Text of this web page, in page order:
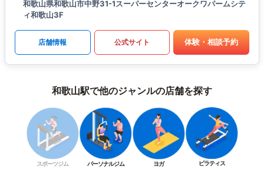
和歌山県和歌山市中野31-1スーパーセンターオークワパームシテ
ィ和歌山3F
店舗情報 公式サイト 体験・相談予約
和歌山駅で他のジャンルの店舗を探す
スポーツジム パーソナルジム ヨガ ピラティス